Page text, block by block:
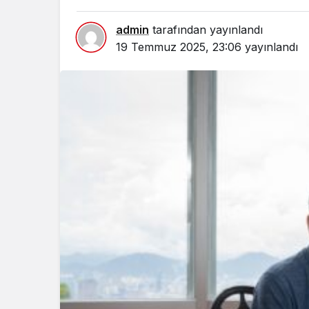
admin tarafından yayınlandı
19 Temmuz 2025, 23:06 yayınlandı